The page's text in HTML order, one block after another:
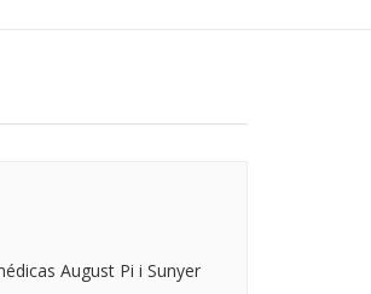
August Pi i Sunyer